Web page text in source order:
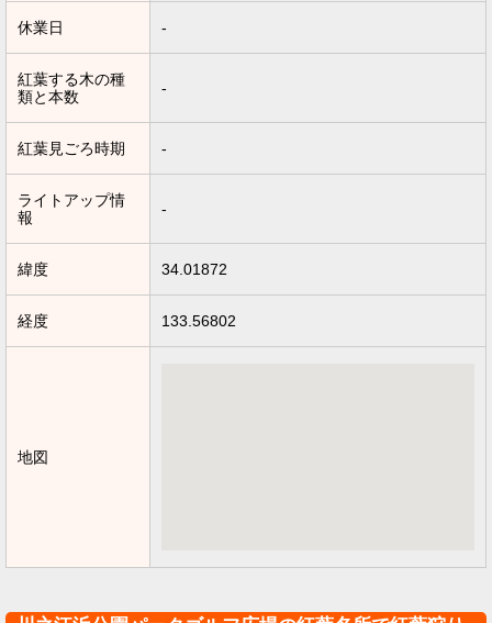
休業日 -
紅葉する木の種
類と本数
-
紅葉見ごろ時期 -
ライトアップ情
報
-
緯度 34.01872
経度 133.56802
地図